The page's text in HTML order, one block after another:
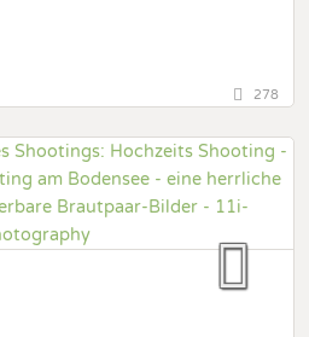
Schweiz
Shooting
Fotostory
278